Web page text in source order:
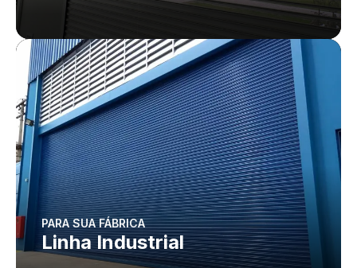
PARA SUA FÁBRICA
Linha Industrial